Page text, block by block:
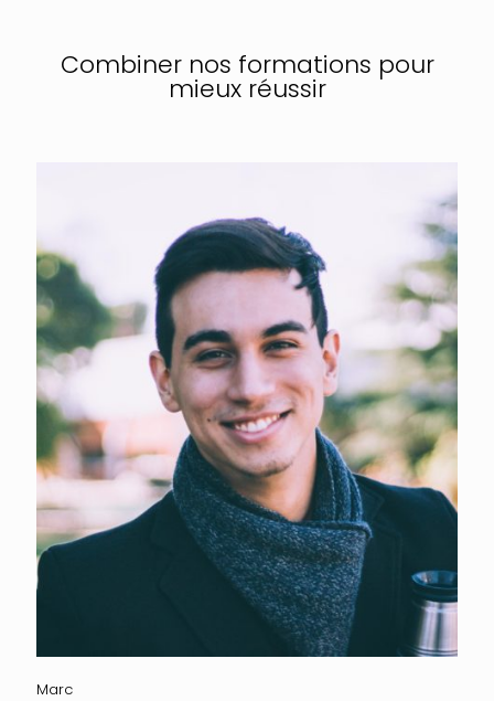
Combiner nos formations pour
mieux réussir
Marc